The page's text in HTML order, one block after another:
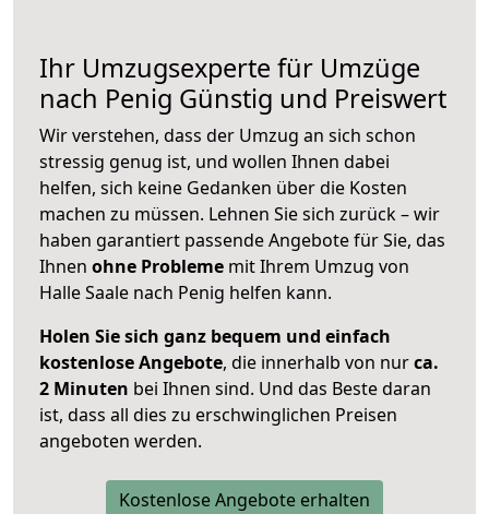
Ihr Umzugsexperte für Umzüge
nach Penig Günstig und Preiswert
Wir verstehen, dass der Umzug an sich schon
stressig genug ist, und wollen Ihnen dabei
helfen, sich keine Gedanken über die Kosten
machen zu müssen. Lehnen Sie sich zurück – wir
haben garantiert passende Angebote für Sie, das
Ihnen ohne Probleme mit Ihrem Umzug von
Halle Saale nach Penig helfen kann.
Holen Sie sich ganz bequem und einfach
kostenlose Angebote, die innerhalb von nurca.
2 Minuten bei Ihnen sind. Und das Beste daran
ist, dass all dies zu erschwinglichen Preisen
angeboten werden.
Kostenlose Angebote erhalten